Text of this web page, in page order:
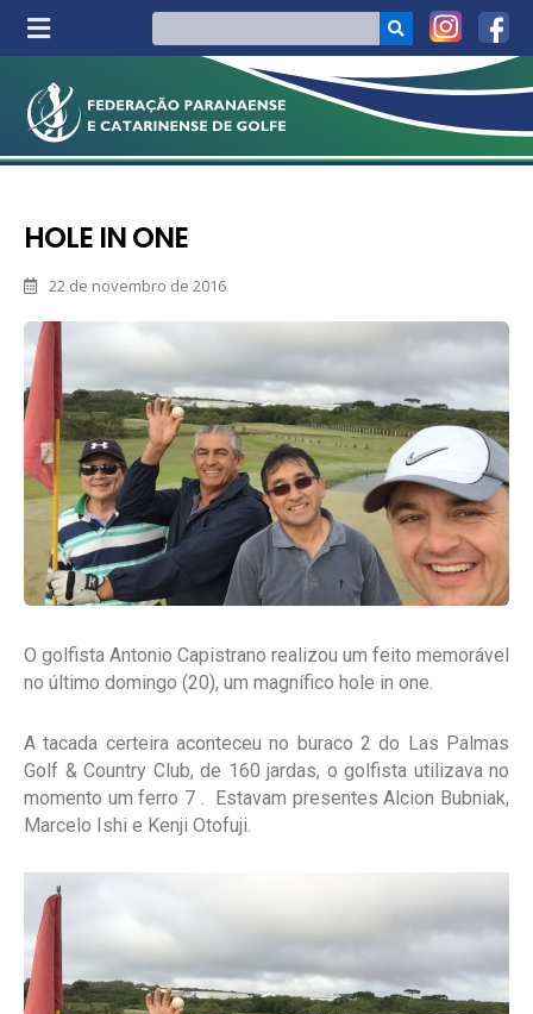
HOLE IN ONE
22 de novembro de 2016
O golfista Antonio Capistrano realizou um feito memorável
no último domingo (20), um magnífico hole in one.
A tacada certeira aconteceu no buraco 2 do Las Palmas
Golf & Country Club, de 160 jardas, o golfista utilizava no
momento um ferro 7 . Estavam presentes Alcion Bubniak,
Marcelo Ishi e Kenji Otofuji.